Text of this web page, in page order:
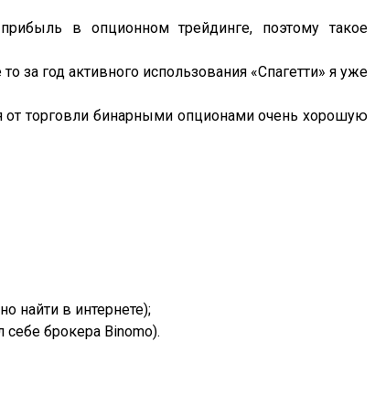
в опционном трейдинге, поэтому такое
за год активного использования «Спагетти» я уже
от торговли бинарными опционами очень хорошую
найти в интернете);
брокера Binomo).